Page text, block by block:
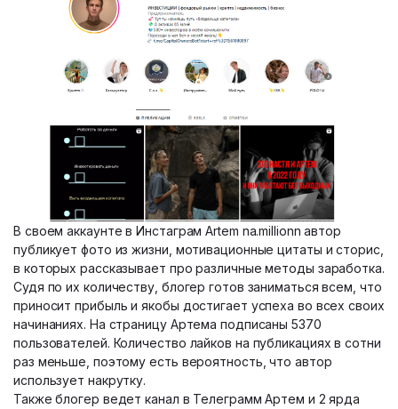
В своем аккаунте в Инстаграм Artem na.millionn автор
публикует фото из жизни, мотивационные цитаты и сторис,
в которых рассказывает про различные методы заработка.
Судя по их количеству, блогер готов заниматься всем, что
приносит прибыль и якобы достигает успеха во всех своих
начинаниях. На страницу Артема подписаны 5370
пользователей. Количество лайков на публикациях в сотни
раз меньше, поэтому есть вероятность, что автор
использует накрутку.
Также блогер ведет канал в Телеграмм Артем и 2 ярда